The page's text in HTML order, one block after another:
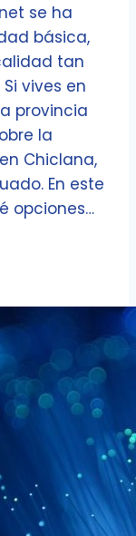
se ha
básica,
tan
vives en
provincia
la
Chiclana,
En este
opciones…